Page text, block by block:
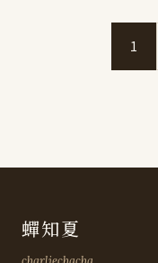
1
蟬知夏